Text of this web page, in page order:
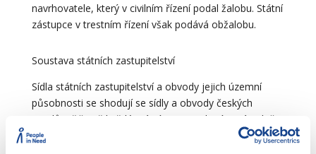
navrhovatele, který v civilním řízení podal žalobu. Státní
zástupce v trestním řízení však podává obžalobu.
Soustava státních zastupitelství
Sídla státních zastupitelství a obvody jejich územní
působnosti se shodují se sídly a obvody českých
soudů, přičemž každé státní zastupitelství je zásadně
příslušné k zastupování státu u soudu, u něhož toto